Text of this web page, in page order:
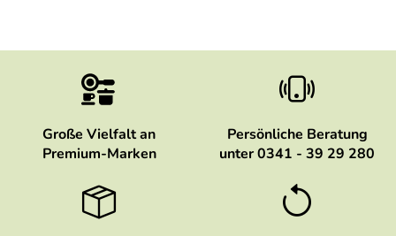
Große Vielfalt an
Premium-Marken
Persönliche Beratung
unter 0341 - 39 29 280